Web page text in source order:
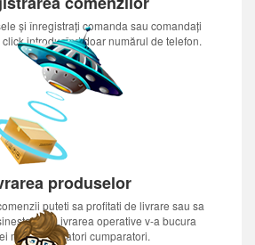
și înregistrați comanda sau comandați
introducînd doar numărul de telefon.
produselor
puteti sa profitati de livrare sau sa
operative v-a bucura
mai nerabdatori cumparatori.